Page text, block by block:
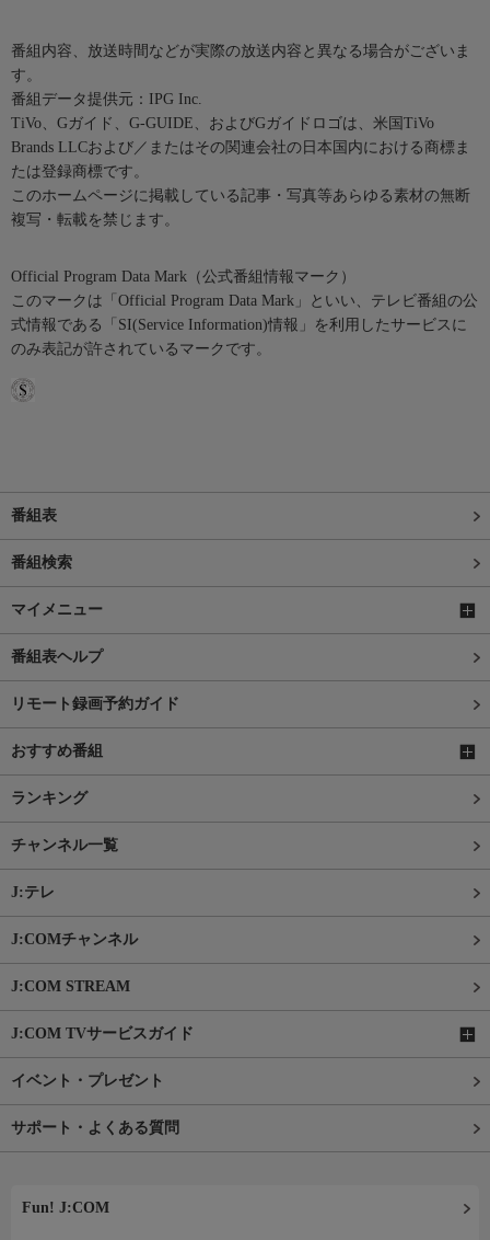
番組内容、放送時間などが実際の放送内容と異なる場合がございま
す。
番組データ提供元：IPG Inc.
TiVo、Gガイド、G-GUIDE、およびGガイドロゴは、米国TiVo
Brands LLCおよび／またはその関連会社の日本国内における商標ま
たは登録商標です。
このホームページに掲載している記事・写真等あらゆる素材の無断
複写・転載を禁じます。
Official Program Data Mark（公式番組情報マーク）
このマークは「Official Program Data Mark」といい、テレビ番組の公
式情報である「SI(Service Information)情報」を利用したサービスに
のみ表記が許されているマークです。
番組表
番組検索
マイメニュー
番組表ヘルプ
リモート録画予約ガイド
おすすめ番組
ランキング
チャンネル一覧
J:テレ
J:COMチャンネル
J:COM STREAM
J:COM TVサービスガイド
イベント・プレゼント
サポート・よくある質問
Fun! J:COM